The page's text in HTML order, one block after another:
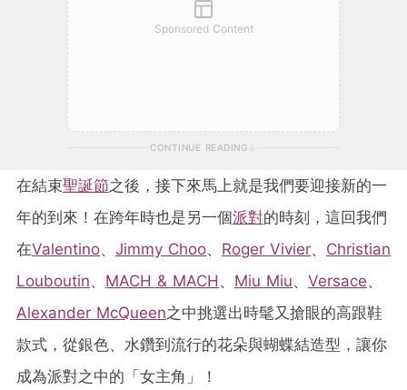
Sponsored Content
CONTINUE READING
在結束聖誕節之後，接下來馬上就是我們要迎接新的一
年的到來！在跨年時也是另一個派對的時刻，這回我們
在Valentino、 Jimmy Choo、 Roger Vivier、 Christian
Louboutin、 MACH & MACH 、 Miu Miu、 Versace、
Alexander McQueen之中挑選出時髦又搶眼的高跟鞋
款式，從銀色、水鑽到流行的花朵與蝴蝶結造型，讓你
成為派對之中的「女主角」！